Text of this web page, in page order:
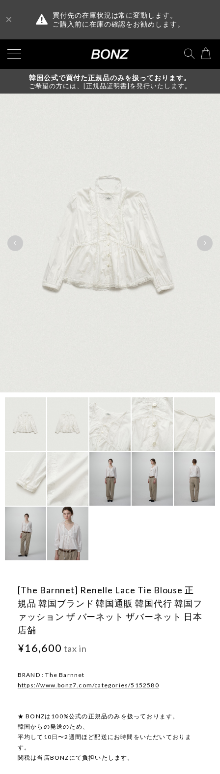
買付先の在庫状況は常に変動します。
ご購入前に在庫の確認をお勧めします。
韓国公式で買付た正規品のみを扱っております。
ご希望の方には、[正規品証明書]を発行いたします。
[The Barnnet] Renelle Lace Tie Blouse 正
規品 韓国ブランド 韓国通販 韓国代行 韓国フ
ァッション ザ バーネット ザバーネット 日本
店舗
¥16,600 tax in
BRAND : The Barnnet
https://www.bonz7.com/categories/5152580
★ BONZは100%公式の正規品のみを扱っております。
韓国からの発送のため、
平均して10日〜2週間ほど配送にお時間をいただいておりま
す。
関税は当店BONZにて負担いたします。